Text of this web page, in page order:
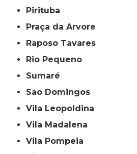
Pirituba
Praça da Arvore
Raposo Tavares
Rio Pequeno
Sumaré
São Domingos
Vila Leopoldina
Vila Madalena
Vila Pompeia